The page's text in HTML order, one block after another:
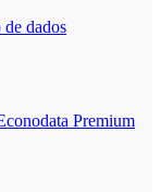
de dados
Premium